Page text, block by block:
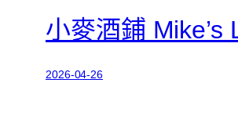
小麥酒鋪 Mike’s
2026-04-26